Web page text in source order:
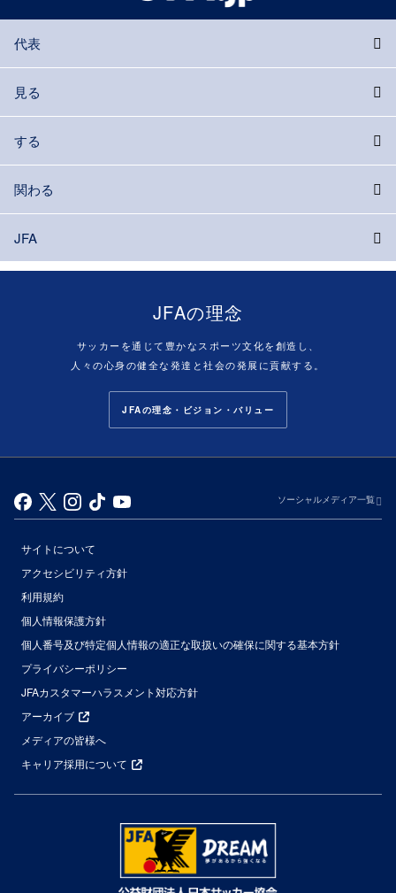
代表
見る
する
関わる
JFA
JFAの理念
サッカーを通じて豊かなスポーツ文化を創造し、
人々の心身の健全な発達と社会の発展に貢献する。
JFAの理念・ビジョン・バリュー
ソーシャルメディア一覧
サイトについて
アクセシビリティ方針
利用規約
個人情報保護方針
個人番号及び特定個人情報の適正な取扱いの確保に関する基本方針
プライバシーポリシー
JFAカスタマーハラスメント対応方針
アーカイブ
メディアの皆様へ
キャリア採用について